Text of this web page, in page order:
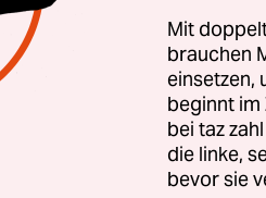
Die meist aalglatt
und fielen damit
Promitalkerin im
YouTube-Abrufzahlen
Mit
brauchen
einsetzen,
beginnt im
bei taz
die linke,
bevor sie